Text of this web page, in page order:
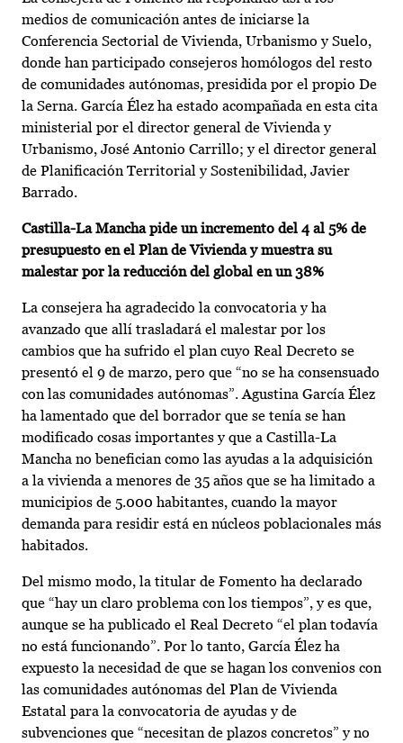
medios de comunicación antes de iniciarse la
Conferencia Sectorial de Vivienda, Urbanismo y Suelo,
donde han participado consejeros homólogos del resto
de comunidades autónomas, presidida por el propio De
la Serna. García Élez ha estado acompañada en esta cita
ministerial por el director general de Vivienda y
Urbanismo, José Antonio Carrillo; y el director general
de Planificación Territorial y Sostenibilidad, Javier
Barrado.
Castilla-La Mancha pide un incremento del 4 al 5% de
presupuesto en el Plan de Vivienda y muestra su
malestar por la reducción del global en un 38%
La consejera ha agradecido la convocatoria y ha
avanzado que allí trasladará el malestar por los
cambios que ha sufrido el plan cuyo Real Decreto se
presentó el 9 de marzo, pero que “no se ha consensuado
con las comunidades autónomas”. Agustina García Élez
ha lamentado que del borrador que se tenía se han
modificado cosas importantes y que a Castilla-La
Mancha no benefician como las ayudas a la adquisición
a la vivienda a menores de 35 años que se ha limitado a
municipios de 5.000 habitantes, cuando la mayor
demanda para residir está en núcleos poblacionales más
habitados.
Del mismo modo, la titular de Fomento ha declarado
que “hay un claro problema con los tiempos”, y es que,
aunque se ha publicado el Real Decreto “el plan todavía
no está funcionando”. Por lo tanto, García Élez ha
expuesto la necesidad de que se hagan los convenios con
las comunidades autónomas del Plan de Vivienda
Estatal para la convocatoria de ayudas y de
subvenciones que “necesitan de plazos concretos” y no